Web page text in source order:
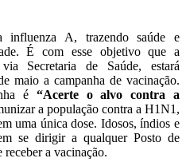
influenza A, trazendo saúde e
É com esse objetivo que a
Secretaria de Saúde, estará
maio a campanha de vacinação.
é “Acerte o alvo contra a
a população contra a H1N1,
uma única dose. Idosos, índios e
se dirigir a qualquer Posto de
a vacinação.